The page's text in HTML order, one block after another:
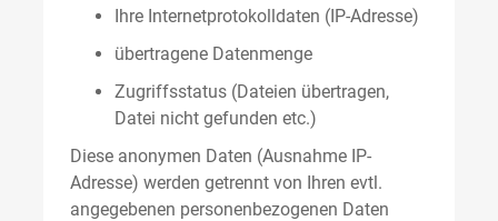
Ihre Internetprotokolldaten (IP-Adresse)
übertragene Datenmenge
Zugriffsstatus (Dateien übertragen,
Datei nicht gefunden etc.)
Diese anonymen Daten (Ausnahme IP-
Adresse) werden getrennt von Ihren evtl.
angegebenen personenbezogenen Daten